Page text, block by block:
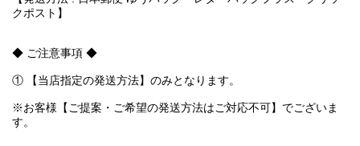
クポスト】
◆ ご注意事項 ◆
① 【当店指定の発送方法】のみとなります。
※お客様【ご提案・ご希望の発送方法はご対応不可】でございま
す。